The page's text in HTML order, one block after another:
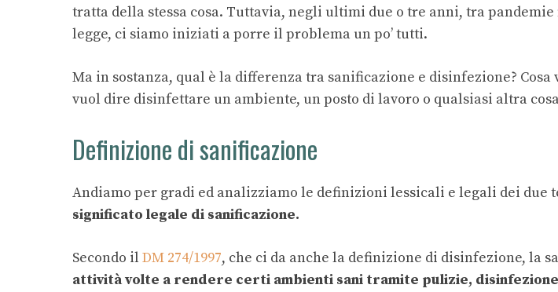
tratta della stessa cosa. Tuttavia, negli ultimi due o tre anni, tra
legge, ci siamo iniziati a porre il problema un po’ tutti.
Ma in sostanza, qual è la differenza tra sanificazione e disinfezione? Cosa
vuol dire disinfettare un ambiente, un posto di lavoro o qualsiasi altra
Definizione di sanificazione
Andiamo per gradi ed analizziamo le definizioni lessicali e legali dei due
significato legale di sanificazione.
Secondo il DM 274/1997, che ci da anche la definizione di disinfezione, la
attività volte a rendere certi ambienti sani tramite pulizie,